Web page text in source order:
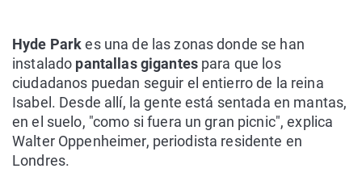
Hyde Parkes una de las zonas donde se han
instalado pantallas gigantespara que los
ciudadanos puedan seguir el entierro de la reina
Isabel. Desde allí, la gente está sentada en mantas,
en el suelo, "como si fuera un gran picnic", explica
Walter Oppenheimer, periodista residente en
Londres.